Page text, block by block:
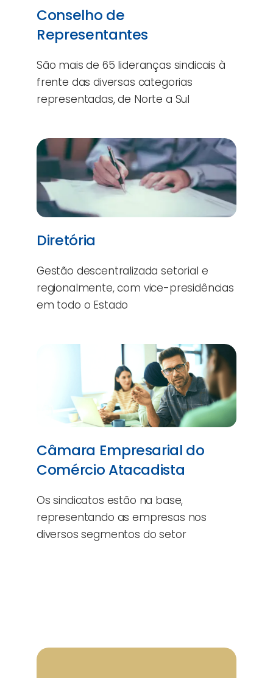
Conselho de
Representantes
São mais de 65 lideranças sindicais à
frente das diversas categorias
representadas, de Norte a Sul
Diretória
Gestão descentralizada setorial e
regionalmente, com vice-presidências
em todo o Estado
Câmara Empresarial do
Comércio Atacadista
Os sindicatos estão na base,
representando as empresas nos
diversos segmentos do setor